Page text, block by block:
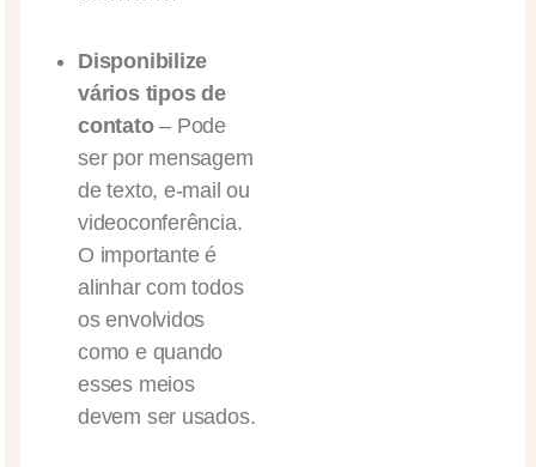
Disponibilize
vários tipos de
contato– Pode
ser por mensagem
de texto, e-mail ou
videoconferência.
O importante é
alinhar com todos
os envolvidos
como e quando
esses meios
devem ser usados.